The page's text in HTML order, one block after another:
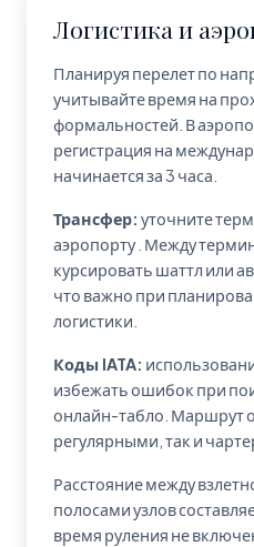
Логистика и
Планируя перелет по
учитывайте время на
формальностей. В
регистрация на
начинается за 3 часа.
Трансфер: уточните
аэропорту . Между
курсировать шаттл или
что важно при
логистики.
Коды IATA:
избежать ошибок при
онлайн-табло. Маршрут
регулярными, так и
Расстояние между
полосами узлов
время руления не